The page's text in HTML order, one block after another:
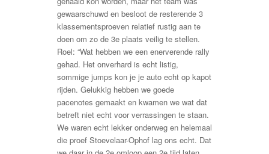
gewaarschuwd en besloot de resterende 3
klassementsproeven relatief rustig aan te
doen om zo de 3e plaats veilig te stellen.
Roel: “Wat hebben we een enerverende rally
gehad. Het onverhard is echt listig,
sommige jumps kon je je auto echt op kapot
rijden. Gelukkig hebben we goede
pacenotes gemaakt en kwamen we wat dat
betreft niet echt voor verrassingen te staan.
We waren echt lekker onderweg en helemaal
die proef Stoevelaar-Ophof lag ons echt. Dat